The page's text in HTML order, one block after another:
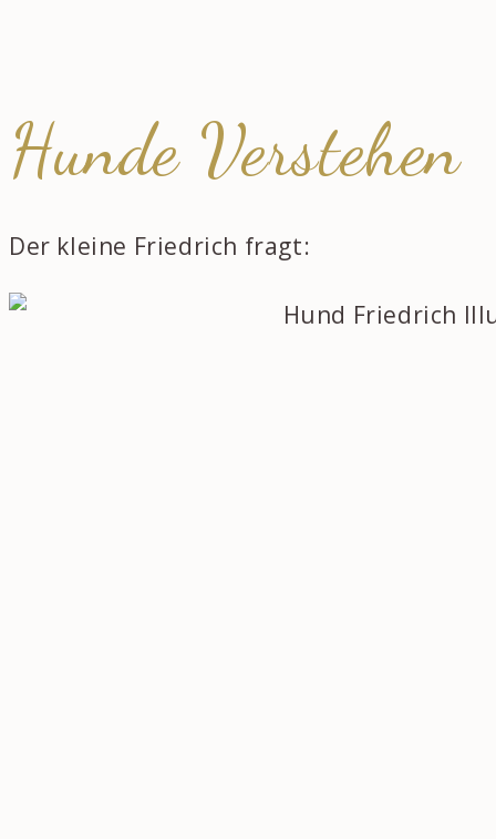
Hunde Verstehen
Der kleine Friedrich fragt: